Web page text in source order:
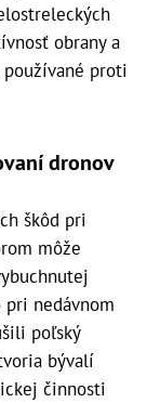
obrany a
proti
dronov
škôd pri
môže
nedávnom
poľský
bývalí
činnosti